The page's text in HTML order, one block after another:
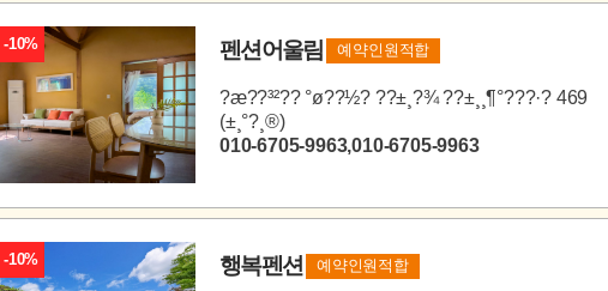
-10% 펜션어울림 예약인원적합
?æ??³²?? °ø??½? ??±¸?¾ ??±¸¸¶°???·? 469
(±¸°?¸®)
010-6705-9963,010-6705-9963
-10% 행복펜션 예약인원적합